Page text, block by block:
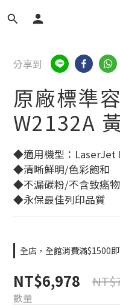
分享到
原廠標準
W2132A
◆適用機型：LaserJet
◆清晰鮮明/色彩飽和
◆不漏碳粉/不含致癌物
◆永保最佳列印品質
全店，全館消費滿$1500
NT$6,978
數量